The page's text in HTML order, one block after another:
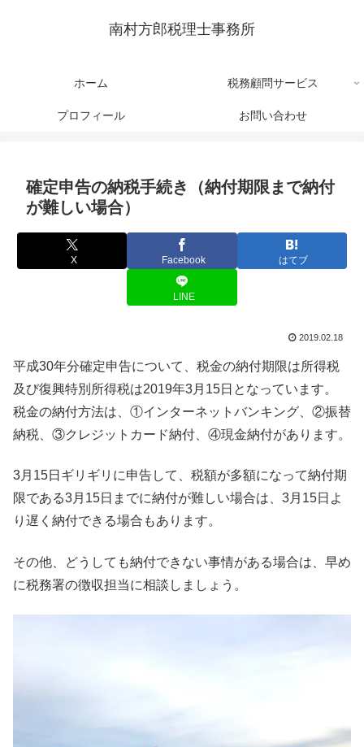
南村方郎税理士事務所
ホーム 税務顧問サービス
プロフィール お問い合わせ
確定申告の納税手続き（納付期限まで納付
が難しい場合）
X Facebook はてブ
LINE
2019.02.18
平成30年分確定申告について、税金の納付期限は所得税
及び復興特別所得税は2019年3月15日となっています。
税金の納付方法は、①インターネットバンキング、②振替
納税、③クレジットカード納付、④現金納付があります。
3月15日ギリギリに申告して、税額が多額になって納付期
限である3月15日までに納付が難しい場合は、3月15日よ
り遅く納付できる場合もあります。
その他、どうしても納付できない事情がある場合は、早め
に税務署の徴収担当に相談しましょう。